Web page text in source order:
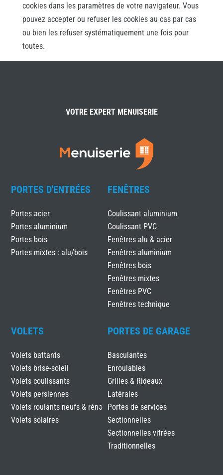
cookies dans les paramètres de votre navigateur. Vous
pouvez accepter ou refuser les cookies au cas par cas
ou bien les refuser systématiquement une fois pour
toutes.
VOTRE EXPERT MENUISERIE
PORTES D'ENTRÉES
Portes acier
Portes aluminium
Portes bois
Portes mixtes : alu/bois
FENÊTRES
Coulissant aluminium
Coulissant PVC
Fenêtres alu & acier
Fenêtres aluminium
Fenêtres bois
Fenêtres mixtes
Fenêtres PVC
Fenêtres technique
VOLETS
Volets battants
Volets brise-soleil
Volets coulissants
Volets persiennes
Volets roulants neufs & réno
Volets solaires
PORTES DE GARAGE
Basculantes
Enroulables
Grilles & Rideaux
Latérales
Portes de services
Sectionnelles
Sectionnelles vitrées
Traditionnelles